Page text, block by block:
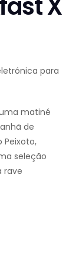
para
matiné
de
Peixoto,
seleção
rave